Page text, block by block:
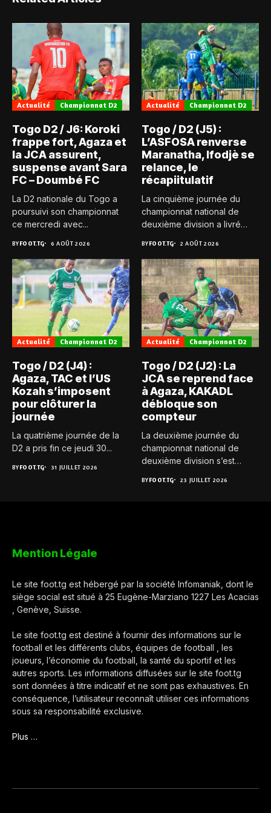
Actualité Championnat D2
Togo D2 / J6: Koroki
frappe fort, Agaza et
la JCA assurent,
suspense avant Sara
FC – Doumbé FC
La D2 nationale du Togo a
poursuivi son championnat
ce mercredi avec...
BYFOOT.TG 6 AOÛT 2026
Actualité Championnat D2
Togo / D2 (J5) :
L’ASFOSA renverse
Maranatha, Ifodjè se
relance, le
récapiitulatif
La cinquième journée du
championnat national de
deuxième division a livré
BYFOOT.TG 2 AOÛT 2026
Actualité Championnat D2
Togo / D2 (J4) :
Agaza, TAC et l’US
Kozah s’imposent
pour clôturer la
journée
La quatrième journée de la
D2 a pris fin ce jeudi 30...
BYFOOT.TG 31 JUILLET 2026
Actualité Championnat D2
Togo / D2 (J2) : La
JCA se reprend face
à Agaza, KAKADL
débloque son
compteur
La deuxième journée du
championnat national de
deuxième division s’est
BYFOOT.TG 23 JUILLET 2026
Mention Légale
Le site foot.tg est hébergé par la société Infomaniak, dont le
siège social est situé à 25 Eugène-Marziano 1227 Les Acacias
, Genève, Suisse.
Le site foot.tg est destiné à fournir des informations sur le
football et les différents clubs, équipes de football , les
joueurs, l’économie du football, la santé du sportif et les
autres sports. Les informations diffusées sur le site foot.tg
sont données à titre indicatif et ne sont pas exhaustives. En
conséquence, l’utilisateur reconnaît utiliser ces informations
sous sa responsabilité exclusive.
Plus …